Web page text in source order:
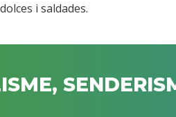
i saldades.